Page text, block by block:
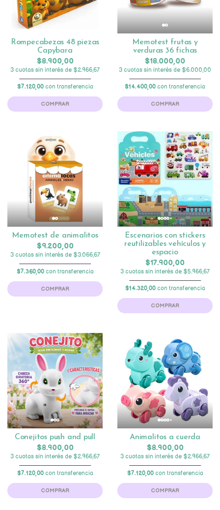
Rompecabezas 48 piezas
Capybara
$8.900,00
3 cuotas sin interés de $2.966,67
$7.120,00con transferencia
COMPRAR
Memotest frutas y
verduras 36 fichas
$18.000,00
3 cuotas sin interés de $6.000,00
$14.400,00 con transferencia
COMPRAR
Memotest de animalitos
$9.200,00
3 cuotas sin interés de $3.066,67
$7.360,00con transferencia
COMPRAR
Escenarios con stickers
reutilizables vehículos y
espacio
$17.900,00
3 cuotas sin interés de $5.966,67
$14.320,00con transferencia
COMPRAR
Conejitos push and pull
$8.900,00
3 cuotas sin interés de $2.966,67
$7.120,00con transferencia
COMPRAR
Animalitos a cuerda
$8.900,00
3 cuotas sin interés de $2.966,67
$7.120,00con transferencia
COMPRAR